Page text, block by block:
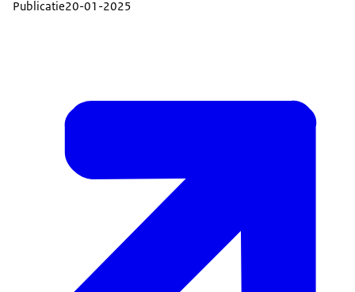
Publicatie20-01-2025